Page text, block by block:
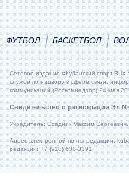
ФУТБОЛ БАСКЕТБОЛ
Сетевое издание «Кубанский
службе по надзору в сфере связи,
коммуникаций (Роскомнадзор) 24 мая
Свидетельство о регистрации Эл
Учредитель: Осадник Максим
Адрес электронной почты редакции:
редакции: +7 (918) 630-3391